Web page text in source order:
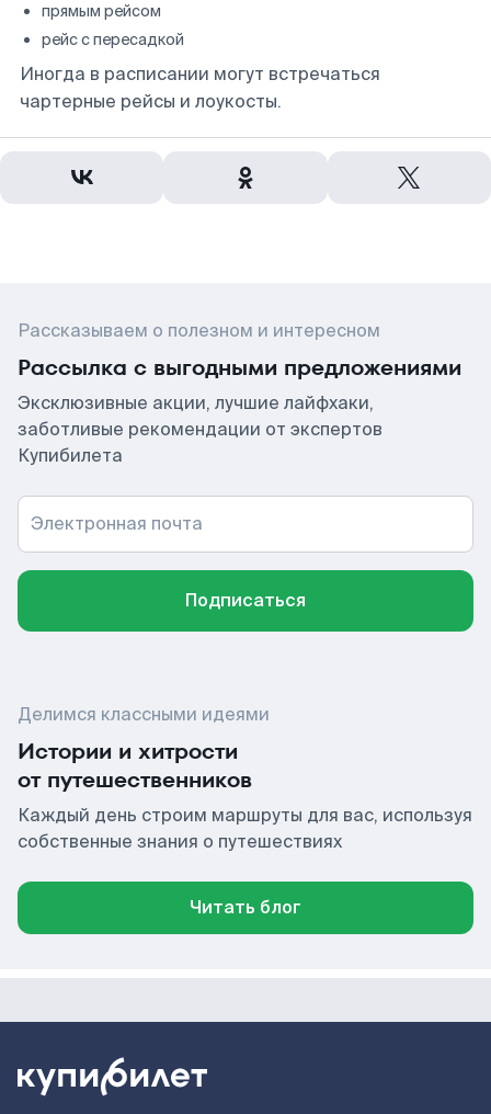
прямым рейсом
рейс с пересадкой
Иногда в расписании могут встречаться
чартерные рейсы и лоукосты.
Рассказываем о полезном и интересном
Рассылка с выгодными предложениями
Эксклюзивные акции, лучшие лайфхаки,
заботливые рекомендации от экспертов
Купибилета
Электронная почта
Подписаться
Делимся классными идеями
Истории и хитрости
от путешественников
Каждый день строим маршруты для вас, используя
собственные знания о путешествиях
Читать блог